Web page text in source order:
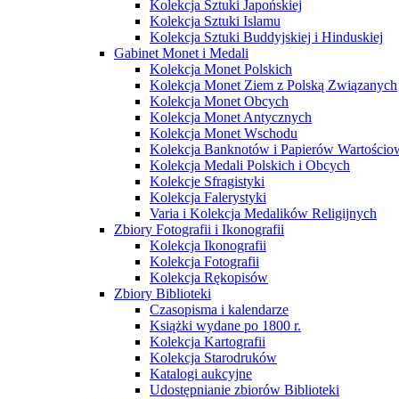
Kolekcja Sztuki Japońskiej
Kolekcja Sztuki Islamu
Kolekcja Sztuki Buddyjskiej i Hinduskiej
Gabinet Monet i Medali
Kolekcja Monet Polskich
Kolekcja Monet Ziem z Polską Związanych
Kolekcja Monet Obcych
Kolekcja Monet Antycznych
Kolekcja Monet Wschodu
Kolekcja Banknotów i Papierów
Kolekcja Medali Polskich i Obcych
Kolekcje Sfragistyki
Kolekcja Falerystyki
Varia i Kolekcja Medalików Religijnych
Zbiory Fotografii i Ikonografii
Kolekcja Ikonografii
Kolekcja Fotografii
Kolekcja Rękopisów
Zbiory Biblioteki
Czasopisma i kalendarze
Książki wydane po 1800 r.
Kolekcja Kartografii
Kolekcja Starodruków
Katalogi aukcyjne
Udostępnianie zbiorów Biblioteki